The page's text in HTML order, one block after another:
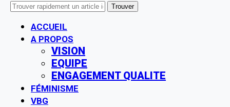
ACCUEIL
A PROPOS
VISION
EQUIPE
ENGAGEMENT QUALITE
FÉMINISME
VBG